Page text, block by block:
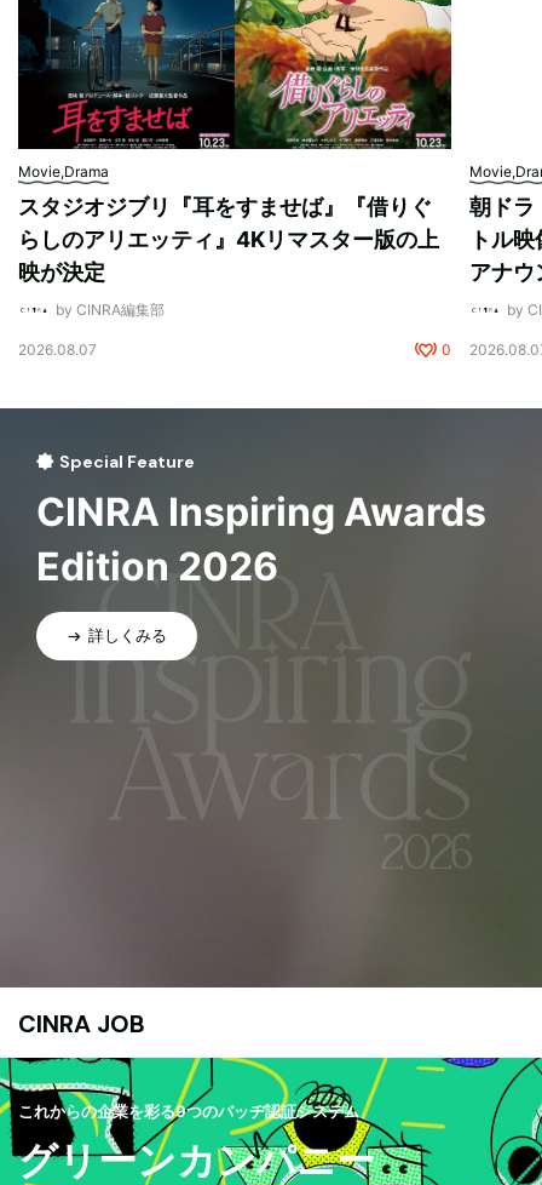
Movie,Drama
スタジオジブリ『耳をすませば』『借りぐ
らしのアリエッティ』4Kリマスター版の上
映が決定
by CINRA編集部
2026.08.07 0
朝ドラ
トル
アナウ
by
Special Feature
CINRA Inspiring Awards
Edition 2026
詳しくみる
CINRA JOB
これからの企業を彩る9つのバッヂ認証システム
グリーンカンパニー